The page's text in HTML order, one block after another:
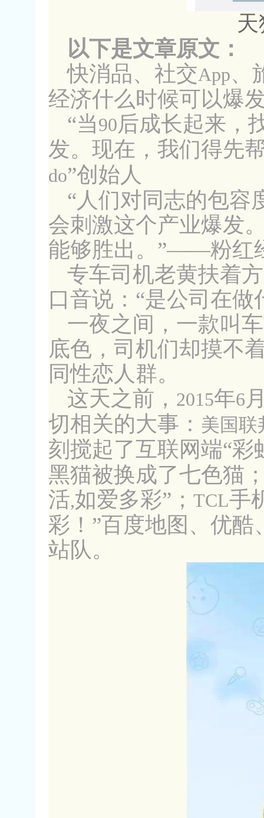
以下是文章原文：
快消品、社交App、
经济什么时候可以爆
“当90后成长起来，
发。现在，我们得先
do”创始人
“人们对同志的包容
会刺激这个产业爆发
能够胜出。”——粉红
专车司机老黄扶着
口音说：“是公司在做
一夜之间，一款叫
底色，司机们却摸不
同性恋人群。
这天之前， 2015年6
切相关的大事： 美国联
刻搅起了互联网端“
黑猫被换成了七色猫
活,如爱多彩”； TCL手
彩！”百度地图、优
站队。